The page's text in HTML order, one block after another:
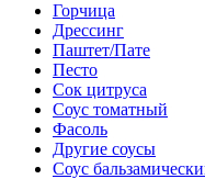
Горчица
Дрессинг
Паштет/Пате
Песто
Сок цитруса
Соус томатный
Фасоль
Другие соусы
Соус